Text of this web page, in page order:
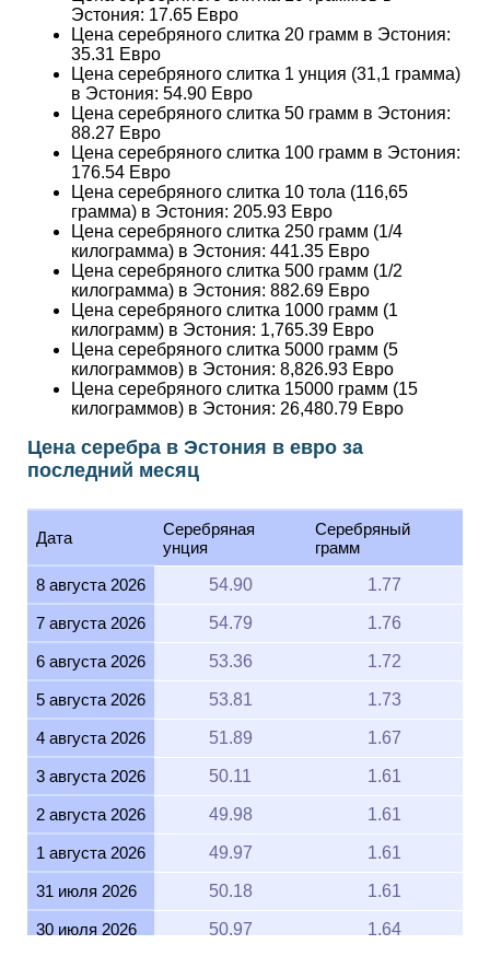
Эстония: 17.65 Евро
Цена серебряного слитка 20 грамм в Эстония:
35.31 Евро
Цена серебряного слитка 1 унция (31,1 грамма)
в Эстония: 54.90 Евро
Цена серебряного слитка 50 грамм в Эстония:
88.27 Евро
Цена серебряного слитка 100 грамм в Эстония:
176.54 Евро
Цена серебряного слитка 10 тола (116,65
грамма) в Эстония: 205.93 Евро
Цена серебряного слитка 250 грамм (1/4
килограмма) в Эстония: 441.35 Евро
Цена серебряного слитка 500 грамм (1/2
килограмма) в Эстония: 882.69 Евро
Цена серебряного слитка 1000 грамм (1
килограмм) в Эстония: 1,765.39 Евро
Цена серебряного слитка 5000 грамм (5
килограммов) в Эстония: 8,826.93 Евро
Цена серебряного слитка 15000 грамм (15
килограммов) в Эстония: 26,480.79 Евро
Цена серебра в Эстония в евро за
последний месяц
Дата
Серебряная
унция
Серебряный
грамм
8 августа 2026
54.90 1.77
7 августа 2026 54.79 1.76
6 августа 2026 53.36 1.72
5 августа 2026 53.81 1.73
4 августа 2026 51.89 1.67
3 августа 2026 50.11 1.61
2 августа 2026 49.98 1.61
1 августа 2026 49.97 1.61
31 июля 2026 50.18 1.61
30 июля 2026 50.97 1.64